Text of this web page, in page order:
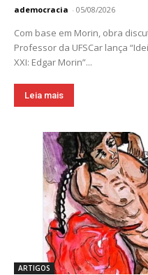
ademocracia - 05/08/2026
Com base em Morin, obra
Professor da UFSCar lança
XXI: Edgar Morin”...
Leia mais
ARTIGOS